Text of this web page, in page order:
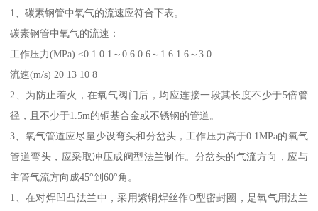
1、碳素钢管中氧气的流速应符合下表。
碳素钢管中氧气的流速：
工作压力(MPa) ≤0.1 0.1～0.6 0.6～1.6 1.6～3.0
流速(m/s) 20 13 10 8
2、为防止着火，在氧气阀门后，均应连接一段其长度不少于5倍管
径，且不少于1.5m的铜基合金或不锈钢的管道。
3、氧气管道应尽量少设弯头和分岔头，工作压力高于0.1MPa的氧气
管道弯头，应采取冲压成阀型法兰制作。分岔头的气流方向，应与
主管气流方向成45°到60°角。
1、在对焊凹凸法兰中，采用紫铜焊丝作O型密封圈，是氧气用法兰